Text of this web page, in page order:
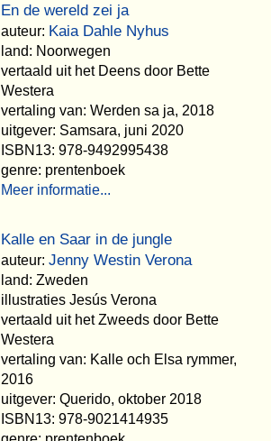
En de wereld zei ja
auteur: Kaia Dahle Nyhus
land: Noorwegen
vertaald uit het Deens door Bette
Westera
vertaling van: Werden sa ja, 2018
uitgever: Samsara, juni 2020
ISBN13: 978-9492995438
genre: prentenboek
Meer informatie...
Kalle en Saar in de jungle
auteur: Jenny Westin Verona
land: Zweden
illustraties Jesús Verona
vertaald uit het Zweeds door Bette
Westera
vertaling van: Kalle och Elsa rymmer,
2016
uitgever: Querido, oktober 2018
ISBN13: 978-9021414935